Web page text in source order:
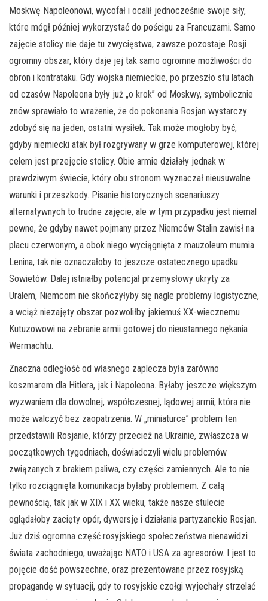
Moskwę Napoleonowi, wycofał i ocalił jednocześnie swoje siły,
które mógł później wykorzystać do pościgu za Francuzami. Samo
zajęcie stolicy nie daje tu zwycięstwa, zawsze pozostaje Rosji
ogromny obszar, który daje jej tak samo ogromne możliwości do
obron i kontrataku. Gdy wojska niemieckie, po przeszło stu latach
od czasów Napoleona były już „o krok” od Moskwy, symbolicznie
znów sprawiało to wrażenie, że do pokonania Rosjan wystarczy
zdobyć się na jeden, ostatni wysiłek. Tak może mogłoby być,
gdyby niemiecki atak był rozgrywany w grze komputerowej, której
celem jest przejęcie stolicy. Obie armie działały jednak w
prawdziwym świecie, który obu stronom wyznaczał nieusuwalne
warunki i przeszkody. Pisanie historycznych scenariuszy
alternatywnych to trudne zajęcie, ale w tym przypadku jest niemal
pewne, że gdyby nawet pojmany przez Niemców Stalin zawisł na
placu czerwonym, a obok niego wyciągnięta z mauzoleum mumia
Lenina, tak nie oznaczałoby to jeszcze ostatecznego upadku
Sowietów. Dalej istniałby potencjał przemysłowy ukryty za
Uralem, Niemcom nie skończyłyby się nagle problemy logistyczne,
a wciąż niezajęty obszar pozwoliłby jakiemuś XX-wiecznemu
Kutuzowowi na zebranie armii gotowej do nieustannego nękania
Wermachtu.
Znaczna odległość od własnego zaplecza była zarówno
koszmarem dla Hitlera, jak i Napoleona. Byłaby jeszcze większym
wyzwaniem dla dowolnej, współczesnej, lądowej armii, która nie
może walczyć bez zaopatrzenia. W „miniaturce” problem ten
przedstawili Rosjanie, którzy przecież na Ukrainie, zwłaszcza w
początkowych tygodniach, doświadczyli wielu problemów
związanych z brakiem paliwa, czy części zamiennych. Ale to nie
tylko rozciągnięta komunikacja byłaby problemem. Z całą
pewnością, tak jak w XIX i XX wieku, także nasze stulecie
oglądałoby zacięty opór, dywersję i działania partyzanckie Rosjan.
Już dziś ogromna część rosyjskiego społeczeństwa nienawidzi
świata zachodniego, uważając NATO i USA za agresorów. I jest to
pojęcie dość powszechne, oraz prezentowane przez rosyjską
propagandę w sytuacji, gdy to rosyjskie czołgi wyjechały strzelać